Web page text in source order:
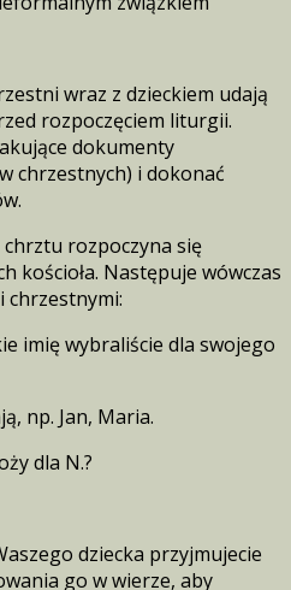
wraz z dzieckiem udają
rozpoczęciem liturgii.
dokumenty
chrzestnych) i dokonać
rozpoczyna się
kościoła. Następuje wówczas
chrzestnymi:
imię wybraliście dla swojego
np. Jan, Maria.
dla N.?
dziecka przyjmujecie
go w wierze, aby